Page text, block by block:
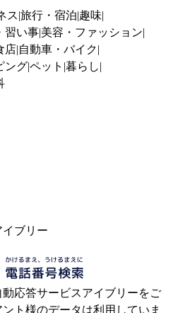
ス 旅行・宿泊 趣味
習い事 美容・ファッション
店 自動車・バイク
ングペット 暮らし
ブリー
応答サービスアイブリーをご
ト様のデータは利用していま